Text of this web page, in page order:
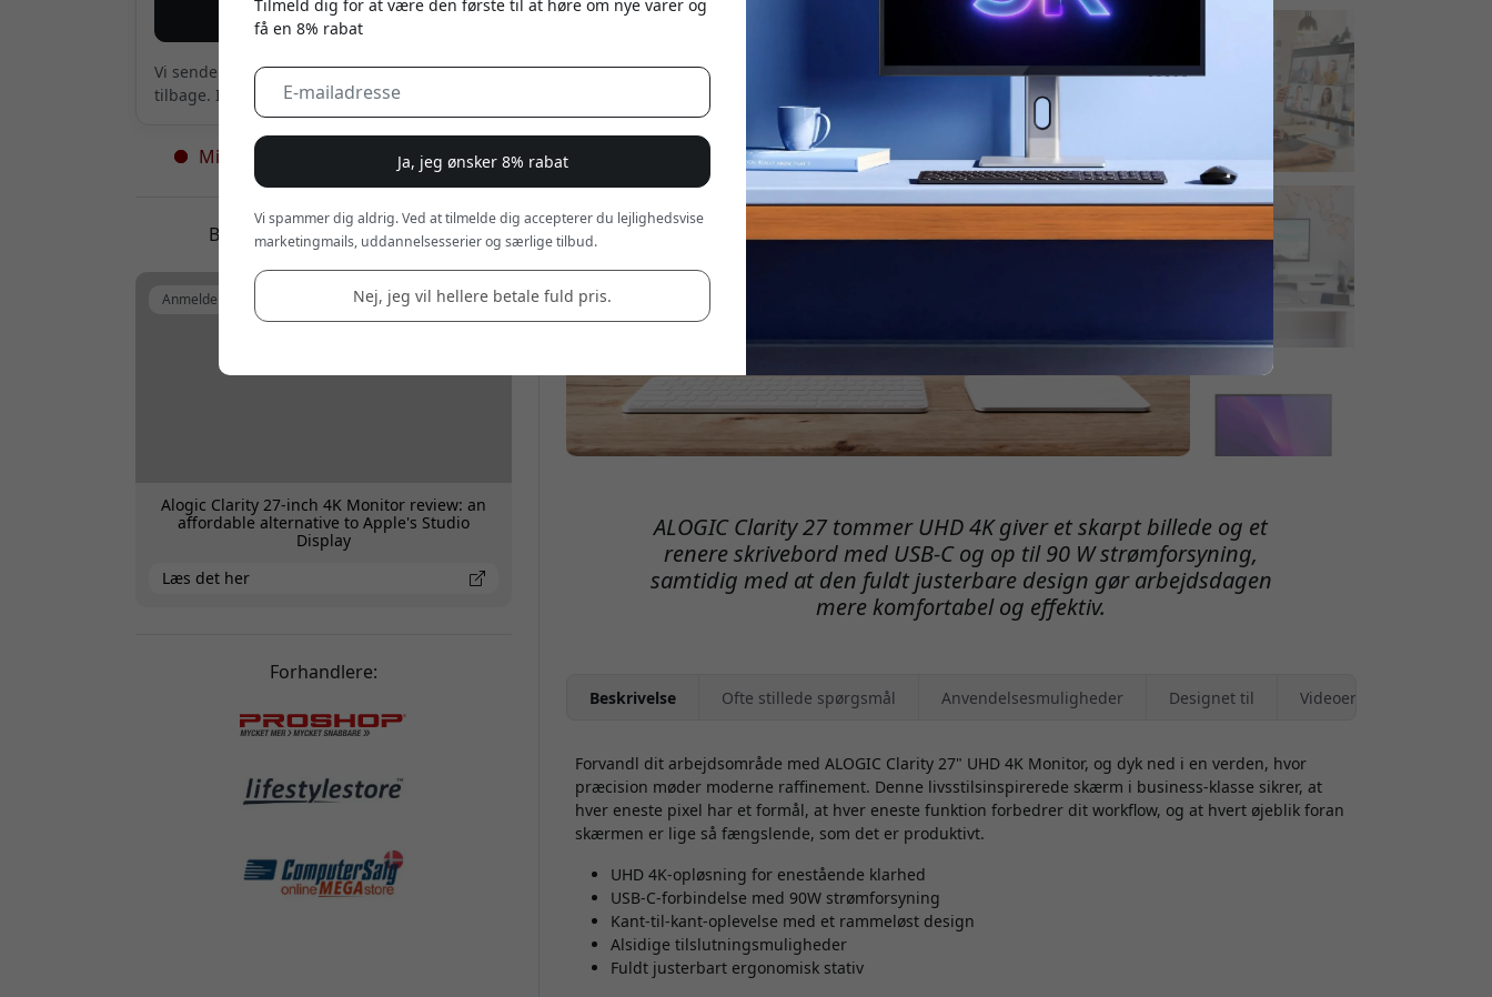
ALOGIC Clarity 27 tommer UHD 4K giver et skarpt billede og et
renere skrivebord med USB-C og op til 90 W strømforsyning,
samtidig med at den fuldt justerbare design gør arbejdsdagen
mere komfortabel og effektiv.
Beskrivelse Ofte stillede spørgsmål Anvendelsesmuligheder Designet til Videoer
Forvandl dit arbejdsområde med ALOGIC Clarity 27" UHD 4K Monitor, og dyk ned i en verden, hvor
præcision møder moderne raffinement. Denne livsstilsinspirerede skærm i business-klasse sikrer, at
hver eneste pixel har et formål, at hver eneste funktion forbedrer dit workflow, og at hvert øjeblik foran
skærmen er lige så fængslende, som det er produktivt.
UHD 4K-opløsning for enestående klarhed
USB-C-forbindelse med 90W strømforsyning
Kant-til-kant-oplevelse med et rammeløst design
Alsidige tilslutningsmuligheder
Fuldt justerbart ergonomisk stativ
Giv mig besked
Vi sender kun en mail, når produktet er
tilbage. Intet andet.
Midlertidigt udsolgt - flere på vej
Blog, guide og anmeldelser
Anmeldelse
Alogic Clarity 27-inch 4K Monitor review: an
affordable alternative to Apple's Studio
Display
Læs det her
Forhandlere:
Tilmeld dig for at være den første til at høre om nye varer og
få en 8% rabat
Ja, jeg ønsker 8% rabat
Vi spammer dig aldrig. Ved at tilmelde dig accepterer du lejlighedsvise
marketingmails, uddannelsesserier og særlige tilbud.
Nej, jeg vil hellere betale fuld pris.